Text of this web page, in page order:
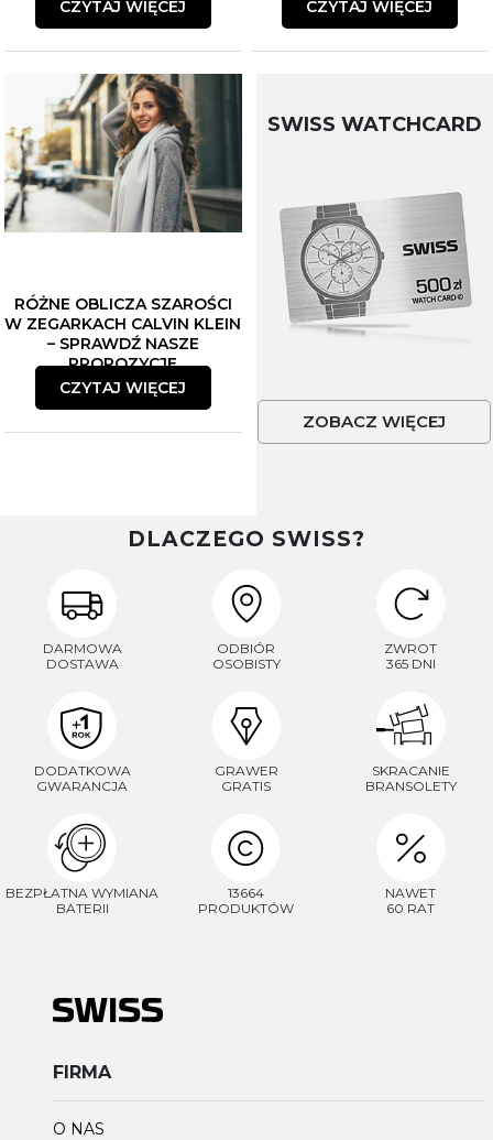
CZYTAJ WIĘCEJ CZYTAJ WIĘCEJ
RÓŻNE OBLICZA SZAROŚCI
W ZEGARKACH CALVIN KLEIN
– SPRAWDŹ NASZE
PROPOZYCJE
CZYTAJ WIĘCEJ
SWISS WATCHCARD
ZOBACZ WIĘCEJ
DLACZEGO SWISS?
DARMOWA
DOSTAWA
ODBIÓR
OSOBISTY
ZWROT
365 DNI
DODATKOWA
GWARANCJA
GRAWER
GRATIS
SKRACANIE
BRANSOLETY
BEZPŁATNA WYMIANA
BATERII
13664
PRODUKTÓW
NAWET
60 RAT
FIRMA
O NAS